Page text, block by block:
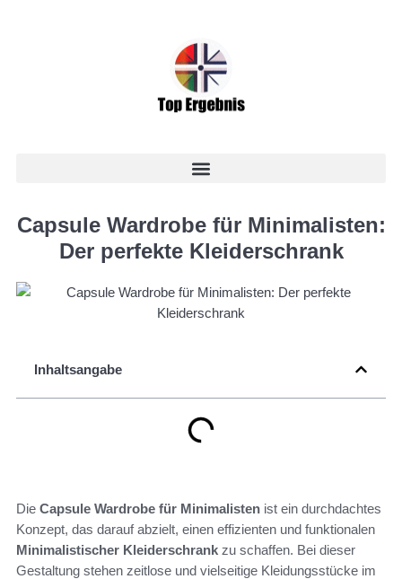
Capsule Wardrobe für Minimalisten:
Der perfekte Kleiderschrank
Inhaltsangabe
Die Capsule Wardrobe für Minimalisten ist ein durchdachtes
Konzept, das darauf abzielt, einen effizienten und funktionalen
Minimalistischer Kleiderschrank zu schaffen. Bei dieser
Gestaltung stehen zeitlose und vielseitige Kleidungsstücke im